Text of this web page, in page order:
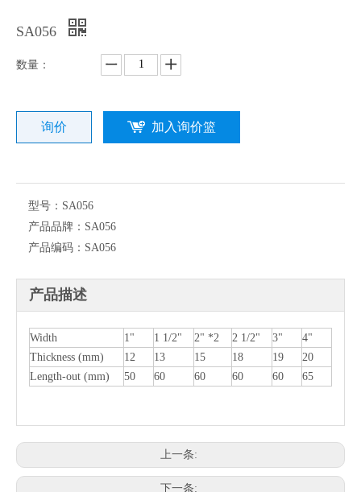
SA056
数量：
询价 加入询价篮
型号： SA056
产品品牌： SA056
产品编码： SA056
产品描述
Width 1" 1 1/2" 2" *2 2 1/2" 3"
4"
Thickness (mm)
12 13 15 18 19
20
Length-out (mm)
50 60 60 60 60 65
上一条:
下一条: